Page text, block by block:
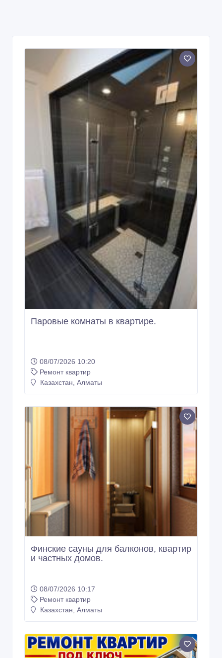
Паровые комнаты в квартире.
08/07/2026 10:20
Ремонт квартир
Казахстан, Алматы
Финские сауны для балконов, квартир
и частных домов.
08/07/2026 10:17
Ремонт квартир
Казахстан, Алматы